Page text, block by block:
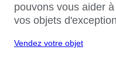
pouvons vous aider
vos objets
Vendez votre objet